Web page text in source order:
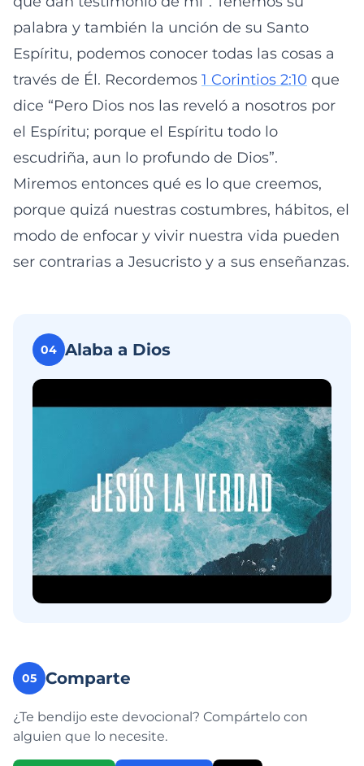
palabra y también la unción de su Santo
Espíritu, podemos conocer todas las cosas a
través de Él. Recordemos 1 Corintios 2:10 que
dice “Pero Dios nos las reveló a nosotros por
el Espíritu; porque el Espíritu todo lo
escudriña, aun lo profundo de Dios”.
Miremos entonces qué es lo que creemos,
porque quizá nuestras costumbres, hábitos, el
modo de enfocar y vivir nuestra vida pueden
ser contrarias a Jesucristo y a sus enseñanzas.
04 Alaba a Dios
05 Comparte
¿Te bendijo este devocional? Compártelo con
alguien que lo necesite.